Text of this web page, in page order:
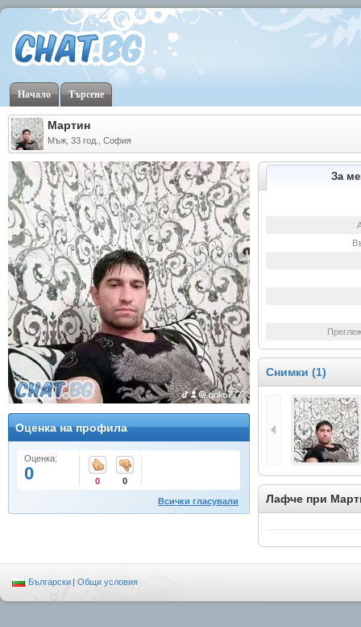
Начало Търсене
Мартин
Мъж, 33 год., София
Оценка на профила
Оценка:
0 0 0
Всички гласували
За
Снимки (1)
Лафче при
Български | Общи условия